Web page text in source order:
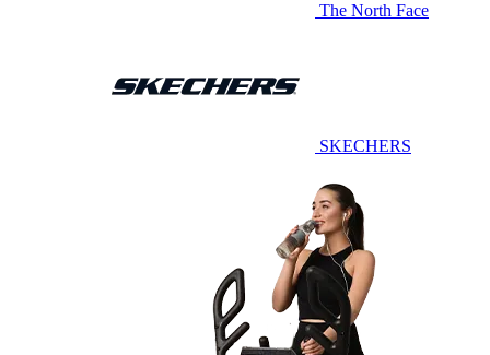
The North Face
SKECHERS